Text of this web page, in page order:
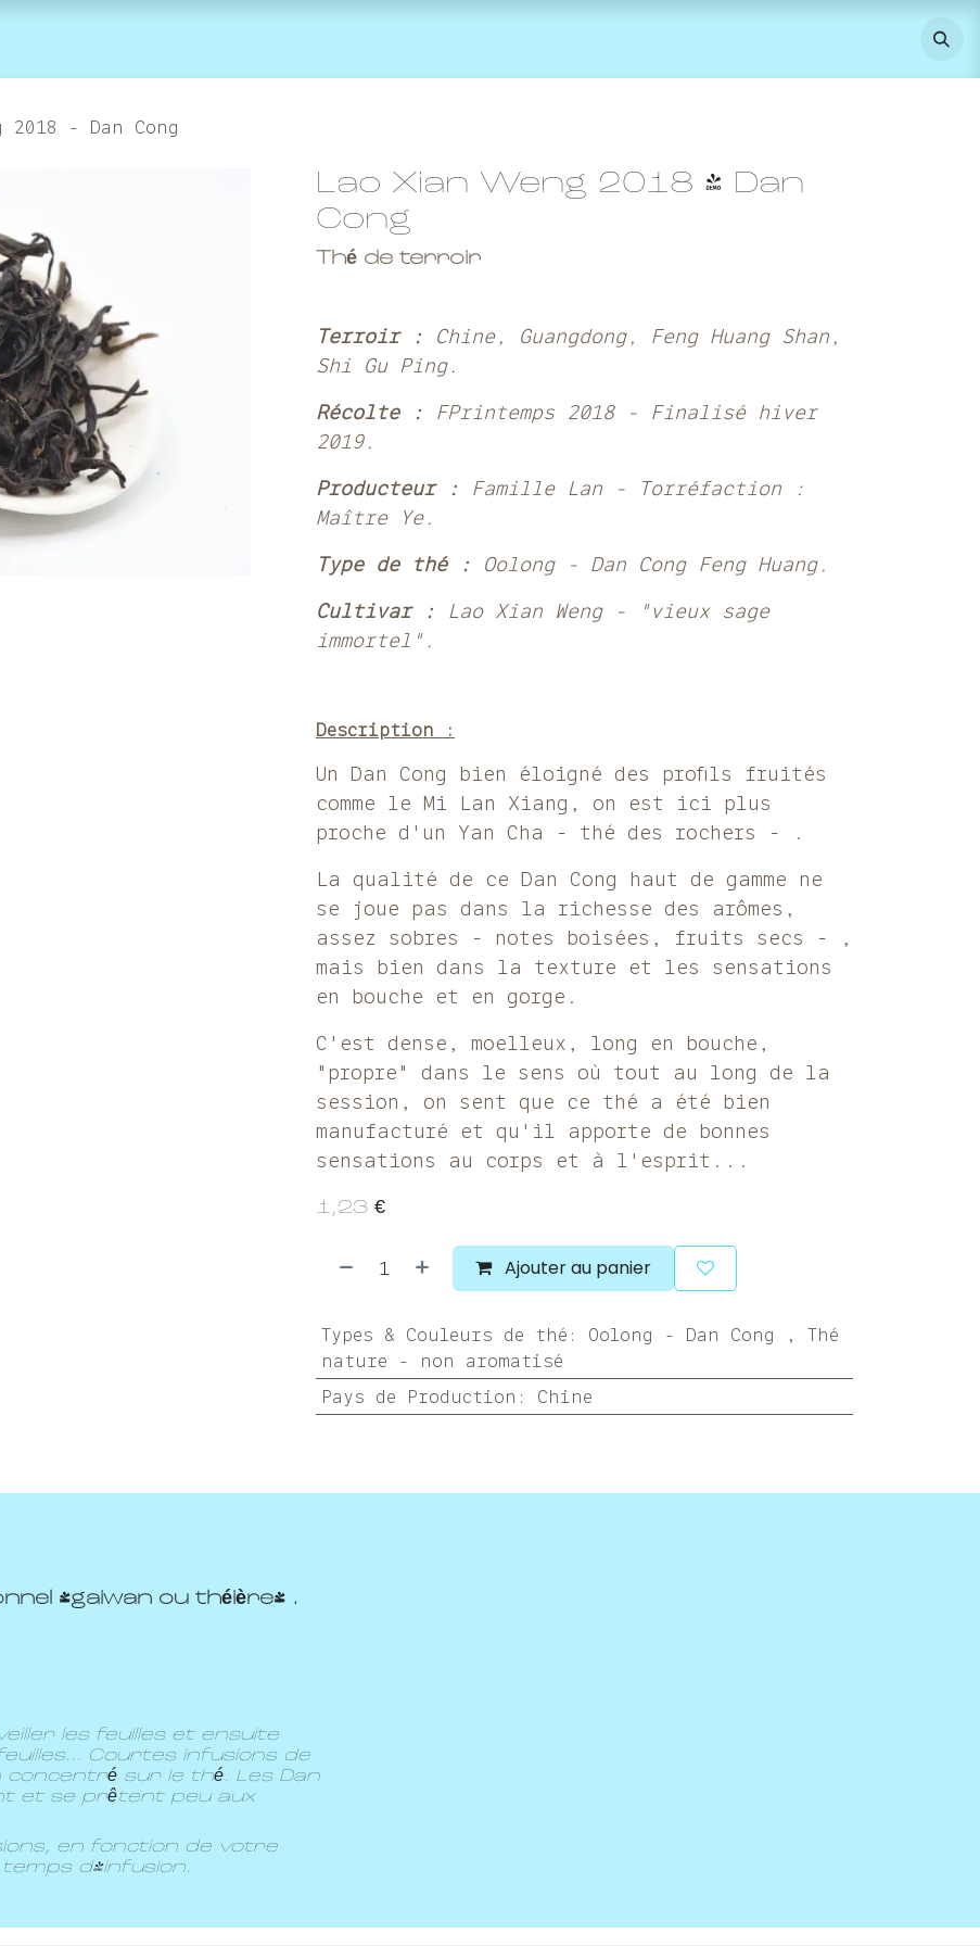
2018 - Dan Cong
Lao Xian Weng 2018 - Dan
Cong
Thé de terroir
Terroir : Chine, Guangdong, Feng Huang Shan,
Shi Gu Ping.
Récolte : FPrintemps 2018 - Finalisé hiver
2019.
Producteur : Famille Lan - Torréfaction :
Maître Ye.
Type de thé : Oolong - Dan Cong Feng Huang.
Cultivar : Lao Xian Weng - "vieux sage
immortel".
Description :
Un Dan Cong bien éloigné des profils fruités
comme le Mi Lan Xiang, on est ici plus
proche d'un Yan Cha - thé des rochers - .
La qualité de ce Dan Cong haut de gamme ne
se joue pas dans la richesse des arômes,
assez sobres - notes boisées, fruits secs - ,
mais bien dans la texture et les sensations
en bouche et en gorge.
C'est dense, moelleux, long en bouche,
"propre" dans le sens où tout au long de la
session, on sent que ce thé a été bien
manufacturé et qu'il apporte de bonnes
sensations au corps et à l'esprit...
1,23 €
Ajouter au panier
Types & Couleurs de thé : Oolong - Dan Cong , Thé
nature - non aromatisé
Pays de Production : Chine
(gaiwan ou théière) .
les feuilles et ensuite
Courtes infusions de
sur le thé. Les Dan
et se prêtent peu aux
en fonction de votre
temps d'infusion.